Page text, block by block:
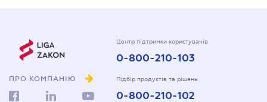
ПРО КОМПАНІЮ
Центр підтримки користувачів
0-800-210-103
Підбір продуктів та рішень
0-800-210-102